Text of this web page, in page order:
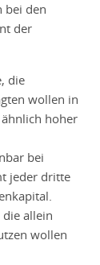
bei den
der
die
wollen in
hoher
bei
jeder dritte
allein
wollen